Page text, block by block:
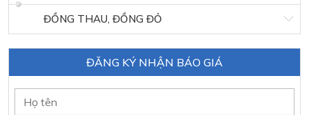
ĐỒNG THAU, ĐỒNG ĐỎ
ĐĂNG KÝ NHẬN BÁO GIÁ